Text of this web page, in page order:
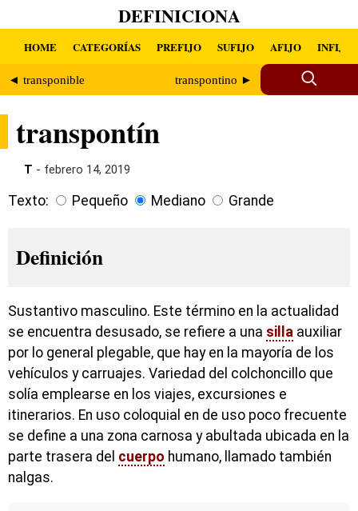
DEFINICIONA
HOME CATEGORÍAS PREFIJO SUFIJO AFIJO INFIJO
◄ transponible transpontino ►
transpontín
T - febrero 14, 2019
Texto: Pequeño Mediano Grande
Definición
Sustantivo masculino. Este término en la actualidad
se encuentra desusado, se refiere a una silla auxiliar
por lo general plegable, que hay en la mayoría de los
vehículos y carruajes. Variedad del colchoncillo que
solía emplearse en los viajes, excursiones e
itinerarios. En uso coloquial en de uso poco frecuente
se define a una zona carnosa y abultada ubicada en la
parte trasera del cuerpo humano, llamado también
nalgas.